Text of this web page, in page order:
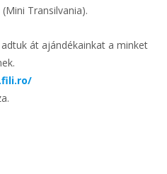
Transilvania).
át ajándékainkat a minket